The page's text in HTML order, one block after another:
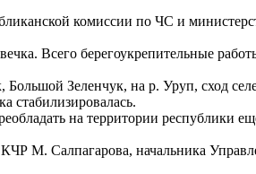
комиссии по ЧС и
Всего берегоукрепительные
Зеленчук, на р. Уруп, сход
стабилизировалась.
на территории республики
М. Салпагарова, начальника